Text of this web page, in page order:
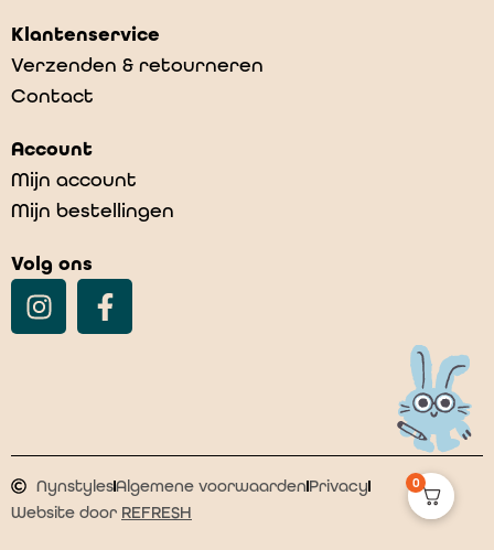
Poppenondergoed ajour white
Klantenservice
Verzenden & retourneren
Contact
Account
Mijn account
Mijn bestellingen
Volg ons
NynstylesAlgemene voorwaardenPrivacy
Website door REFRESH
0